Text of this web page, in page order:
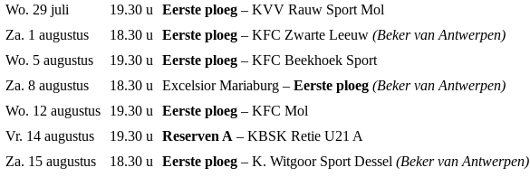
Wo. 29 juli 19.30 u Eerste ploeg – KVV Rauw Sport Mol
Za. 1 augustus
18.30 u Eerste ploeg – KFC Zwarte Leeuw (Beker van Antwerpen)
Wo. 5 augustus
19.30 u Eerste ploeg – KFC Beekhoek Sport
Za. 8 augustus
18.30 u Excelsior Mariaburg – Eerste ploeg (Beker van Antwerpen)
Wo. 12 augustus
19.30 u Eerste ploeg – KFC Mol
Vr. 14 augustus
19.30 u Reserven A – KBSK Retie U21 A
Za. 15 augustus
18.30 u Eerste ploeg – K. Witgoor Sport Dessel (Beker van Antwerpen)